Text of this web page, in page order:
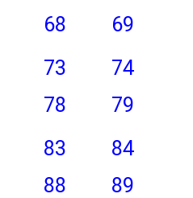
68
69
73
74
78
79
83
84
88
89